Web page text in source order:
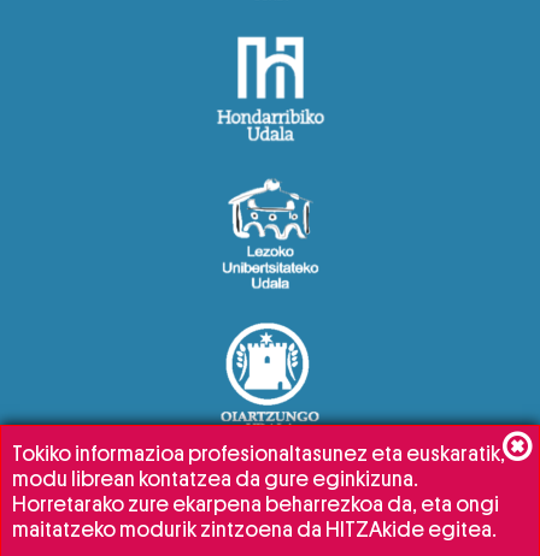
Tokiko informazioa profesionaltasunez eta euskaratik,
modu librean kontatzea da gure eginkizuna.
Horretarako zure ekarpena beharrezkoa da, eta ongi
maitatzeko modurik zintzoena da HITZAkide egitea.